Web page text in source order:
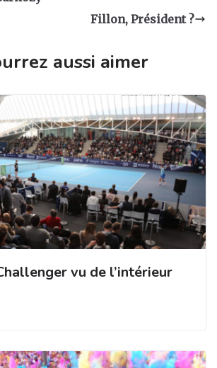
Fillon, Président ?
aussi aimer
vu de l’intérieur